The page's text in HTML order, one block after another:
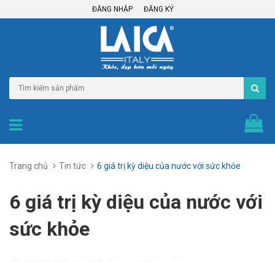
ĐĂNG NHẬP ĐĂNG KÝ
Trang chủ Tin tức 6 giá trị kỳ diệu của nước với sức khỏe
6 giá trị kỳ diệu của nước với
sức khỏe